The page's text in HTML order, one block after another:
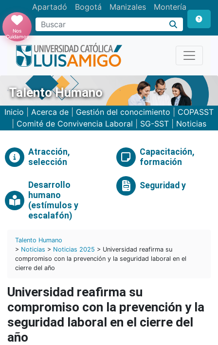
Apartadó Bogotá Manizales Montería
Buscar
Nos
Cuidamos
Talento Humano
Inicio Acerca de Gestión del conocimiento
COPASST
Comité de Convivencia Laboral SG-SST Noticias
Atracción,
selección
Capacitación,
formación
Desarrollo
humano
(estímulos y
escalafón)
Seguridad y
Talento Humano
> Noticias > Noticias 2025 > Universidad reafirma su
compromiso con la prevención y la seguridad laboral en el
cierre del año
Universidad reafirma su
compromiso con la prevención y la
seguridad laboral en el cierre del
año